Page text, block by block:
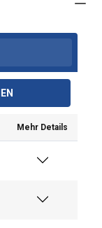
Mehr Details